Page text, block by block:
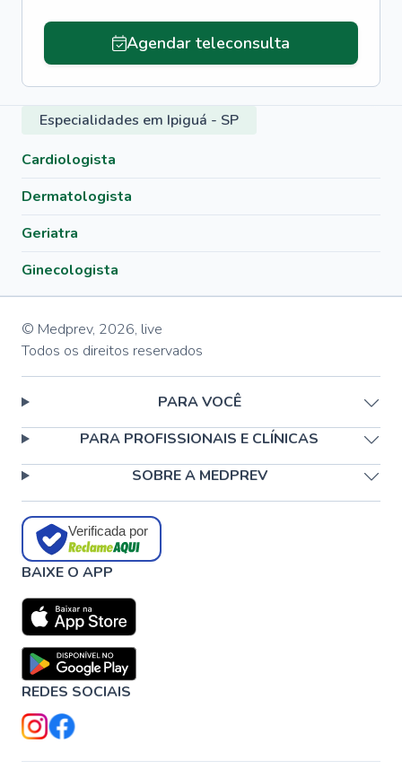
Agendar teleconsulta
Especialidades em Ipiguá - SP
Cardiologista
Dermatologista
Geriatra
Ginecologista
© Medprev, 2026, live
Todos os direitos reservados
PARA VOCÊ
PARA PROFISSIONAIS E CLÍNICAS
SOBRE A MEDPREV
Verificada por
BAIXE O APP
REDES SOCIAIS